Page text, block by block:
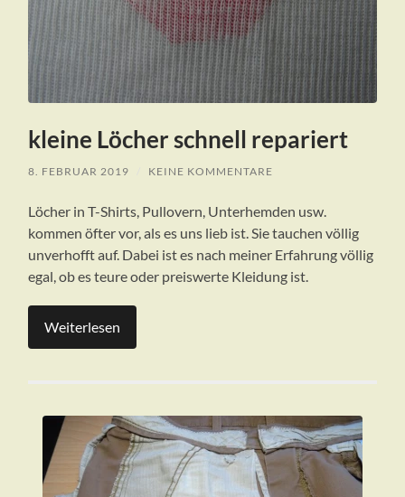
kleine Löcher schnell repariert
8. FEBRUAR 2019 KEINE KOMMENTARE
Löcher in T-Shirts, Pullovern, Unterhemden usw.
kommen öfter vor, als es uns lieb ist. Sie tauchen völlig
unverhofft auf. Dabei ist es nach meiner Erfahrung völlig
egal, ob es teure oder preiswerte Kleidung ist.
Weiterlesen